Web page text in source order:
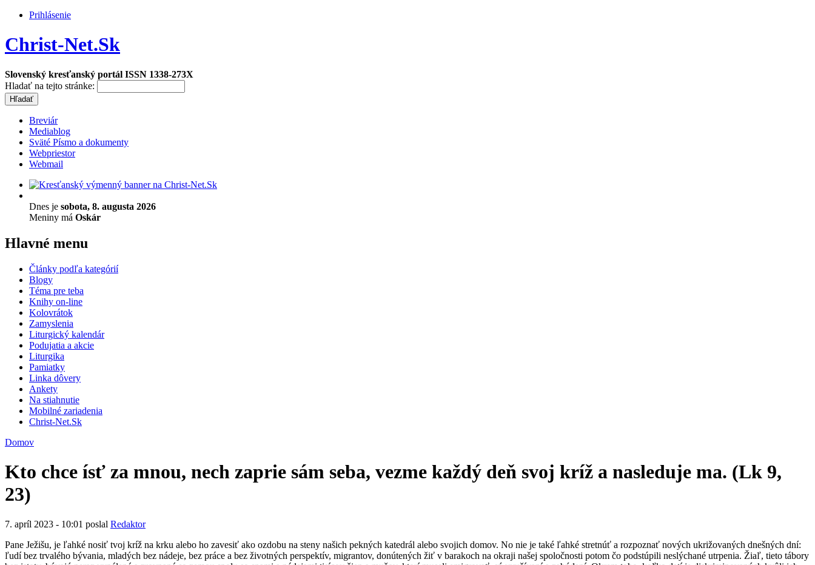
Prihlásenie
Christ-Net.Sk
Slovenský kresťanský portál ISSN 1338-273X
Hladať na tejto stránke:
Breviár
Mediablog
Sväté Písmo a dokumenty
Webpriestor
Webmail
Dnes je sobota, 8. augusta 2026
Meniny má Oskár
Hlavné menu
Články podľa kategórií
Blogy
Téma pre teba
Knihy on-line
Kolovrátok
Zamyslenia
Liturgický kalendár
Podujatia a akcie
Liturgika
Pamiatky
Linka dôvery
Ankety
Na stiahnutie
Mobilné zariadenia
Christ-Net.Sk
Domov
Kto chce ísť za mnou, nech zaprie sám seba, vezme každý deň svoj kríž a nasleduje ma. (Lk 9,
23)
7. apríl 2023 - 10:01 poslal Redaktor
Pane Ježišu, je ľahké nosiť tvoj kríž na krku alebo ho zavesiť ako ozdobu na steny našich pekných katedrál alebo svojich domov. No nie je také ľahké stretnúť a rozpoznať nových ukrižovaných dnešných dní:
ľudí bez trvalého bývania, mladých bez nádeje, bez práce a bez životných perspektív, migrantov, donútených žiť v barakoch na okraji našej spoločnosti potom čo podstúpili neslýchané utrpenia. Žiaľ, tieto tábory